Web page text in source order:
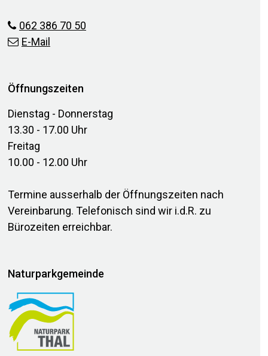
062 386 70 50
E-Mail
Öffnungszeiten
Dienstag - Donnerstag
13.30 - 17.00 Uhr
Freitag
10.00 - 12.00 Uhr
Termine ausserhalb der Öffnungszeiten nach
Vereinbarung. Telefonisch sind wir i.d.R. zu
Bürozeiten erreichbar.
Naturparkgemeinde